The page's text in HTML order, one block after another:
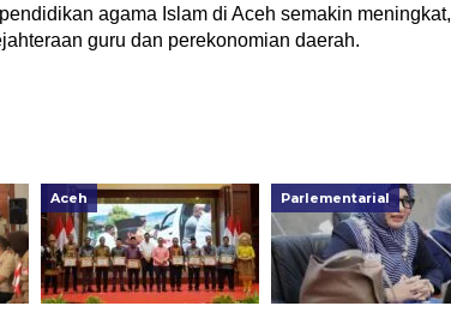
agama Islam di Aceh semakin meningkat,
guru dan perekonomian daerah.
Aceh Parlementarial